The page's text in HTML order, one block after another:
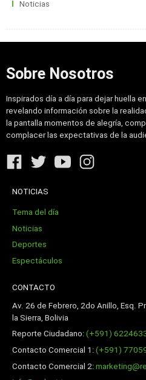
Noticias
Sobre Nosotros
Inspirados día a día para dejar huella
revelando información sobre la
la pantalla momentos de alegría,
complacer las expectativas de la
NOTICIAS
Tema del día
Noticias
Deportes
Espectáculos
CONTACTO
Av. 26 de Febrero, 2do Anillo, Esq.
la Sierra, Bolivia
Reporte Ciudadano:(+591)
Contacto Comercial 1:(+591)
Contacto Comercial 2: